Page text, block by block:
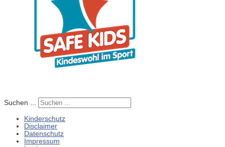
Suchen ...
Kinderschutz
Disclaimer
Datenschutz
Impressum